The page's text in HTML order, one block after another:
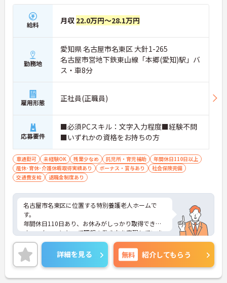
続けることができます
・完全週休2日制（曜日固定）を採用していること
により、先々の予定が立てやすくプライベートの時
間をしっかりと確保できる環境です
【専門資格を活かした収入アップと明確なキャリア
形成が期待できます】
・介護福祉士資格手当が支給されるほか、年2回の
評価面談で個人の頑張りが給与に還元される仕組み
が整っています
【IT化と手厚いフォロー体制により、業務のストレ
・記録票の提出やシフト確認をすべてスマートフォ
ンで行えるため、手書きの書類作成や事業所への移
動の手間が省けケア業務に集中できます
・定期的な面談を通じて上司がフォローする体制が
あり、訪問介護でありながら孤立することなくチー
ムの支援を受けながら業務に取り組めます
給料 月収 22.0万円～28.1万円
勤務地
愛知県 名古屋市名東区 大針1-265
名古屋市営地下鉄東山線「本郷(愛知)駅」バ
ス・車8分
雇用形態 正社員(正職員)
応募要件
■必須PCスキル：文字入力程度■経験不問
■いずれかの資格をお持ちの方
車通勤可 未経験OK 残業少なめ 託児所・育児補助
年間休日110日以上
産休･育休･介護休暇取得実績あり
ボーナス・賞与あり
社会保険完備
交通費支給
退職金制度あり
名古屋市名東区に位置する特別養護老人ホームで
す。
年間休日110日あり、お休みがしっかり取得できま
す。スタッフにとって理想の働き方を実現していま
す◎
経験は問いません！どなたでも介護のお仕事にチャ
レンジできる環境です♪
ご興味をお持ちの方はお気軽にお問い合わせくださ
い。
詳細を見る 無料 紹介してもらう